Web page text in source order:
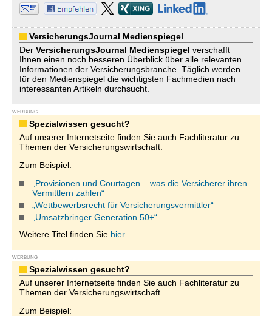
VersicherungsJournal Medienspiegel
Der VersicherungsJournal Medienspiegel verschafft
Ihnen einen noch besseren Überblick über alle relevanten
Informationen der Versicherungsbranche. Täglich werden
für den Medienspiegel die wichtigsten Fachmedien nach
interessanten Artikeln durchsucht.
WERBUNG
Spezialwissen gesucht?
Auf unserer Internetseite finden Sie auch Fachliteratur zu
Themen der Versicherungswirtschaft.
Zum Beispiel:
„Provisionen und Courtagen – was die Versicherer ihren
Vermittlern zahlen“
„Wettbewerbsrecht für Versicherungsvermittler“
„Umsatzbringer Generation 50+“
Weitere Titel finden Sie hier.
WERBUNG
Spezialwissen gesucht?
Auf unserer Internetseite finden Sie auch Fachliteratur zu
Themen der Versicherungswirtschaft.
Zum Beispiel: